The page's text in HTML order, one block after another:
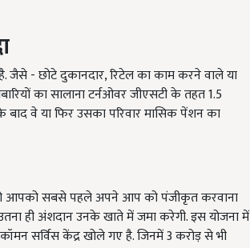
- छोटे दुकानदार, रिटेल का काम करने वाले या
का सालाना टर्नओवर जीएसटी के तहत 1.5
वे या फिर उसका परिवार मासिक पेंशन का
तो आपको सबसे पहले अपने आप को पंजीकृत करवाना
ही अंशदान उनके खाते में जमा करेगी. इस योजना में
सर्विस केंद्र खोले गए है. जिनमें 3 करोड़ से भी